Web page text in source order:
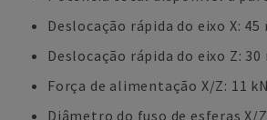
Deslocação rápida do eixo X:
Deslocação rápida do eixo Z:
Força de alimentação X/Z: 11 kN
Diâmetro do fuso de esferas X/